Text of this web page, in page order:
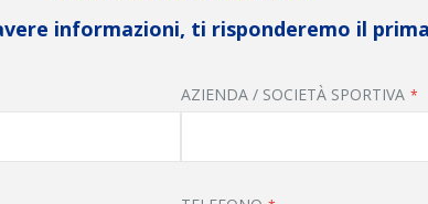
informazioni, ti risponderemo il
AZIENDA / SOCIETÀ SPORTIVA